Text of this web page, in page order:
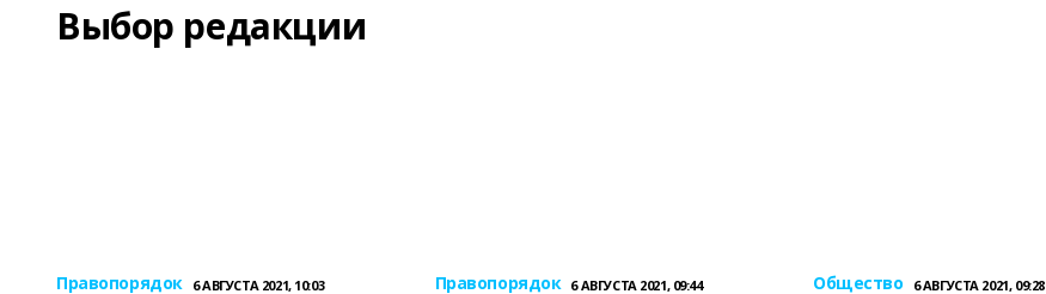
Выбор редакции
Правопорядок 6 АВГУСТА 2021, 10:03 Правопорядок 6 АВГУСТА 2021, 09:44 Общество 6 АВГУСТА 2021, 09:28